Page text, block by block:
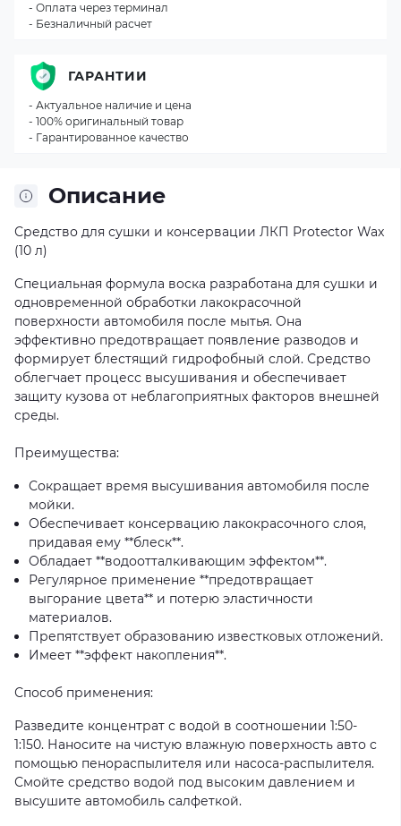
Описание
Средство для сушки и консервации ЛКП Protector Wax
(10 л)
Специальная формула воска разработана для сушки и
одновременной обработки лакокрасочной
поверхности автомобиля после мытья. Она
эффективно предотвращает появление разводов и
формирует блестящий гидрофобный слой. Средство
облегчает процесс высушивания и обеспечивает
защиту кузова от неблагоприятных факторов внешней
среды.
Преимущества:
Сокращает время высушивания автомобиля после
мойки.
Обеспечивает консервацию лакокрасочного слоя,
придавая ему **блеск**.
Обладает **водоотталкивающим эффектом**.
Регулярное применение **предотвращает
выгорание цвета** и потерю эластичности
материалов.
Препятствует образованию известковых отложений.
Имеет **эффект накопления**.
Способ применения:
Разведите концентрат с водой в соотношении 1:50-
1:150. Наносите на чистую влажную поверхность авто с
помощью пенораспылителя или насоса-распылителя.
Смойте средство водой под высоким давлением и
высушите автомобиль салфеткой.
- Оплата через терминал
- Безналичный расчет
ГАРАНТИИ
- Актуальное наличие и цена
- 100% оригинальный товар
- Гарантированное качество